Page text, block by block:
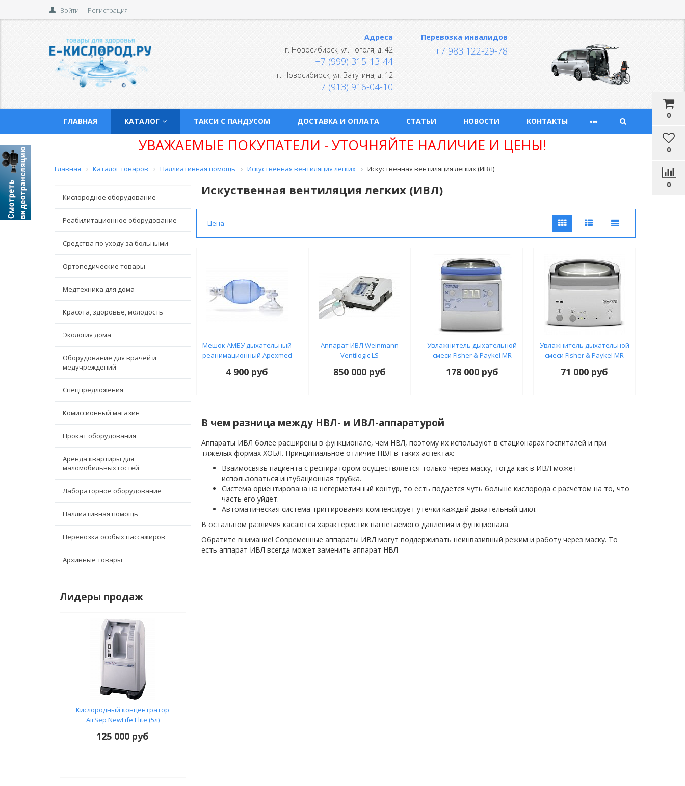
Войти Регистрация
0
0
0
Адреса
г. Новосибирск, ул. Гоголя, д. 42
+7 (999) 315-13-44
г. Новосибирск, ул. Ватутина, д. 12
+7 (913) 916-04-10
Перевозка инвалидов
+7 983 122-29-78
ГЛАВНАЯ КАТАЛОГ ТАКСИ С ПАНДУСОМ ДОСТАВКА И ОПЛАТА СТАТЬИ НОВОСТИ КОНТАКТЫ
УВАЖАЕМЫЕ ПОКУПАТЕЛИ - УТОЧНЯЙТЕ НАЛИЧИЕ И ЦЕНЫ!
Главная Каталог товаров Паллиативная помощь Искуственная вентиляция легких Искуственная вентиляция легких (ИВЛ)
Кислородное оборудование
Реабилитационное оборудование
Средства по уходу за больными
Ортопедические товары
Медтехника для дома
Красота, здоровье, молодость
Экология дома
Оборудование для врачей и
медучреждений
Спецпредложения
Комиссионный магазин
Прокат оборудования
Аренда квартиры для
маломобильных гостей
Лабораторное оборудование
Паллиативная помощь
Перевозка особых пассажиров
Архивные товары
Лидеры продаж
Кислородный концентратор
AirSep NewLife Elite (5л)
125 000 руб
Искуственная вентиляция легких (ИВЛ)
Цена
Мешок АМБУ дыхательный
реанимационный Apexmed
4 900 руб
Аппарат ИВЛ Weinmann
Ventilogic LS
850 000 руб
Увлажнитель дыхательной
смеси Fisher & Paykel MR
178 000 руб
Увлажнитель дыхательной
смеси Fisher & Paykel MR
71 000 руб
В чем разница между НВЛ- и ИВЛ-аппаратурой
Аппараты ИВЛ более расширены в функционале, чем НВЛ, поэтому их используют в стационарах госпиталей и при
тяжелых формах ХОБЛ. Принципиальное отличие НВЛ в таких аспектах:
Взаимосвязь пациента с респиратором осуществляется только через маску, тогда как в ИВЛ может
использоваться интубационная трубка.
Система ориентирована на негерметичный контур, то есть подается чуть больше кислорода с расчетом на то, что
часть его уйдет.
Автоматическая система триггирования компенсирует утечки каждый дыхательный цикл.
В остальном различия касаются характеристик нагнетаемого давления и функционала.
Обратите внимание! Современные аппараты ИВЛ могут поддерживать неинвазивный режим и работу через маску. То
есть аппарат ИВЛ всегда может заменить аппарат НВЛ